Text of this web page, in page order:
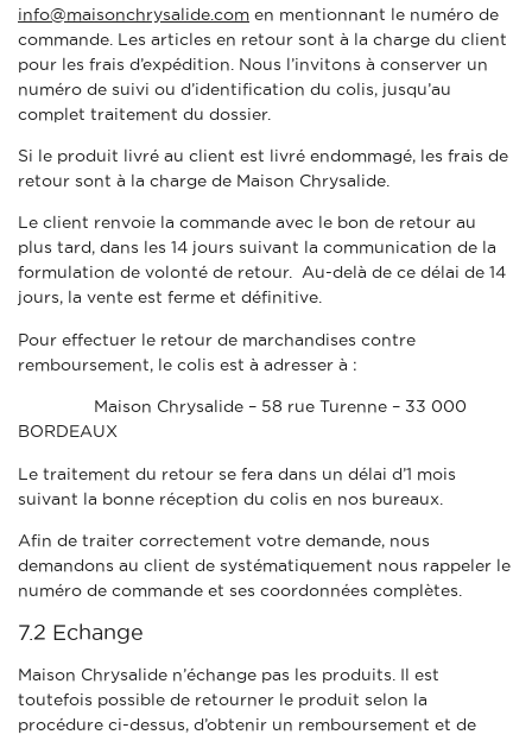
info@maisonchrysalide.com en mentionnant le numéro de
commande. Les articles en retour sont à la charge du client
pour les frais d’expédition. Nous l’invitons à conserver un
numéro de suivi ou d’identification du colis, jusqu’au
complet traitement du dossier.
Si le produit livré au client est livré endommagé, les frais de
retour sont à la charge de Maison Chrysalide.
Le client renvoie la commande avec le bon de retour au
plus tard, dans les 14 jours suivant la communication de la
formulation de volonté de retour. Au-delà de ce délai de 14
jours, la vente est ferme et définitive.
Pour effectuer le retour de marchandises contre
remboursement, le colis est à adresser à :
Maison Chrysalide – 58 rue Turenne – 33 000
BORDEAUX
Le traitement du retour se fera dans un délai d’1 mois
suivant la bonne réception du colis en nos bureaux.
Afin de traiter correctement votre demande, nous
demandons au client de systématiquement nous rappeler le
numéro de commande et ses coordonnées complètes.
7.2 Echange
Maison Chrysalide n’échange pas les produits. Il est
toutefois possible de retourner le produit selon la
procédure ci-dessus, d’obtenir un remboursement et de